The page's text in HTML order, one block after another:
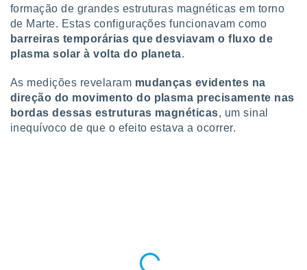
formação de grandes estruturas magnéticas em torno
de Marte. Estas configurações funcionavam como
barreiras temporárias que desviavam o fluxo de
plasma solar à volta do planeta.
As medições revelaram mudanças evidentes na
direção do movimento do plasma precisamente nas
bordas dessas estruturas magnéticas, um sinal
inequívoco de que o efeito estava a ocorrer.